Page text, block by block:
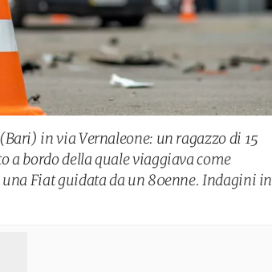
in via Vernaleone: un ragazzo di 15
a bordo della quale viaggiava come
una Fiat guidata da un 80enne. Indagini in